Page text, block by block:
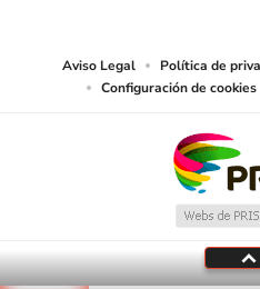
Aviso Legal Política de
Configuración de cookies